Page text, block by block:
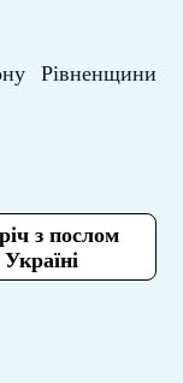
Рівненщини
з послом